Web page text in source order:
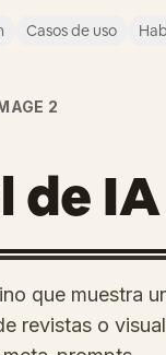
Casos de uso
2
de
que muestra
revistas o